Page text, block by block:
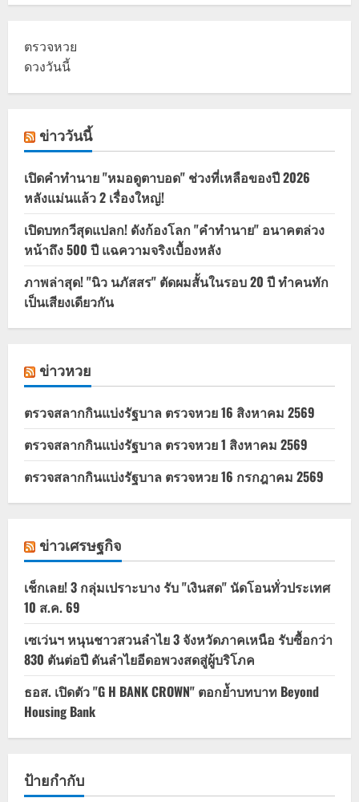
ตรวจหวย
ดวงวันนี้
ข่าววันนี้
เปิดคำทำนาย "หมอดูตาบอด" ช่วงที่เหลือของปี 2026
หลังแม่นแล้ว 2 เรื่องใหญ่!
เปิดบทกวีสุดแปลก! ดังก้องโลก "คำทำนาย" อนาคตล่วง
หน้าถึง 500 ปี แฉความจริงเบื้องหลัง
ภาพล่าสุด! "นิว นภัสสร" ตัดผมสั้นในรอบ 20 ปี ทำคนทัก
เป็นเสียงเดียวกัน
ข่าวหวย
ตรวจสลากกินแบ่งรัฐบาล ตรวจหวย 16 สิงหาคม 2569
ตรวจสลากกินแบ่งรัฐบาล ตรวจหวย 1 สิงหาคม 2569
ตรวจสลากกินแบ่งรัฐบาล ตรวจหวย 16 กรกฎาคม 2569
ข่าวเศรษฐกิจ
เช็กเลย! 3 กลุ่มเปราะบาง รับ "เงินสด" นัดโอนทั่วประเทศ
10 ส.ค. 69
เซเว่นฯ หนุนชาวสวนลำไย 3 จังหวัดภาคเหนือ รับซื้อกว่า
830 ตันต่อปี ดันลำไยอีดอพวงสดสู่ผู้บริโภค
ธอส. เปิดตัว "G H BANK CROWN" ตอกย้ำบทบาท Beyond
Housing Bank
ป้ายกำกับ